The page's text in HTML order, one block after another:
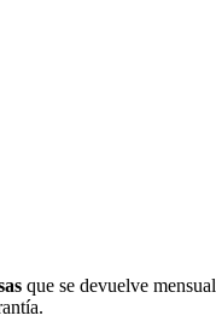
que se devuelve